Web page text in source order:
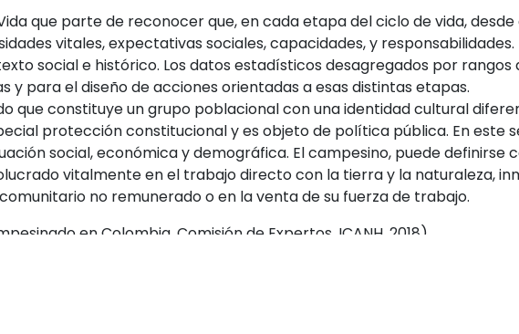
que parte de reconocer que, en cada etapa del ciclo de vida,
vitales, expectativas sociales, capacidades, y
social e histórico. Los datos estadísticos desagregados por
y para el diseño de acciones orientadas a esas distintas etapas.
que constituye un grupo poblacional con una identidad cultural
protección constitucional y es objeto de política pública. En este
social, económica y demográfica. El campesino, puede definirse
vitalmente en el trabajo directo con la tierra y la naturaleza,
no remunerado o en la venta de su fuerza de trabajo.
en Colombia, Comisión de Expertos, ICANH, 2018).